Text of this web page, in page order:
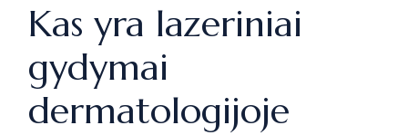
Kas yra lazeriniai
gydymai
dermatologijoje